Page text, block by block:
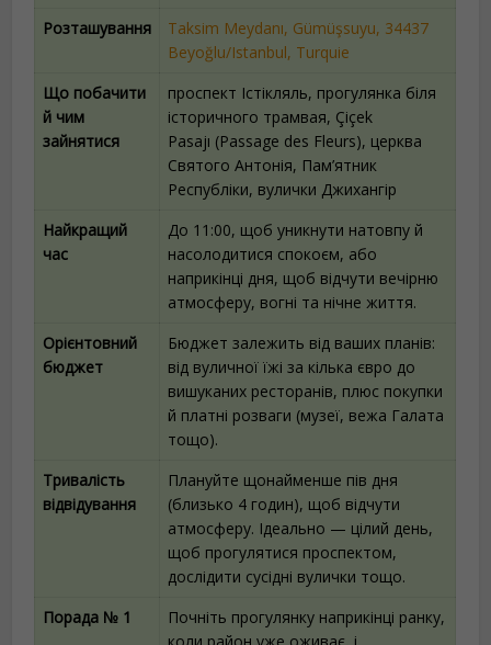
Розташування
Taksim Meydanı, Gümüşsuyu, 34437
Beyoğlu/Istanbul, Turquie
Що побачити
й чим
зайнятися
проспект Істікляль, прогулянка біля
історичного трамвая, Çiçek
Pasajı (Passage des Fleurs), церква
Святого Антонія, Пам’ятник
Республіки, вулички Джихангір
Найкращий
час
До 11:00, щоб уникнути натовпу й
насолодитися спокоєм, або
наприкінці дня, щоб відчути вечірню
атмосферу, вогні та нічне життя.
Орієнтовний
бюджет
Бюджет залежить від ваших планів:
від вуличної їжі за кілька євро до
вишуканих ресторанів, плюс покупки
й платні розваги (музеї, вежа Галата
тощо).
Тривалість
відвідування
Плануйте щонайменше пів дня
(близько 4 годин), щоб відчути
атмосферу. Ідеально — цілий день,
щоб прогулятися проспектом,
дослідити сусідні вулички тощо.
Порада № 1
Почніть прогулянку наприкінці ранку,